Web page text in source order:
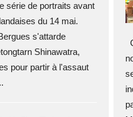
série de portraits avant
du 14 mai.
s'attarde
Shinawatra,
pour partir à l'assaut